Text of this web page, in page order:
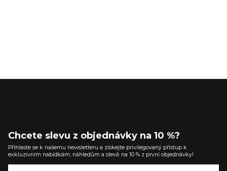
Chcete slevu z objednávky na 10 %?
Přihlaste se k našemu newsletteru a získejte privilegovaný přístup k
exkluzivním nabídkám, náhledům a slevě na 10 % z první objednávky!